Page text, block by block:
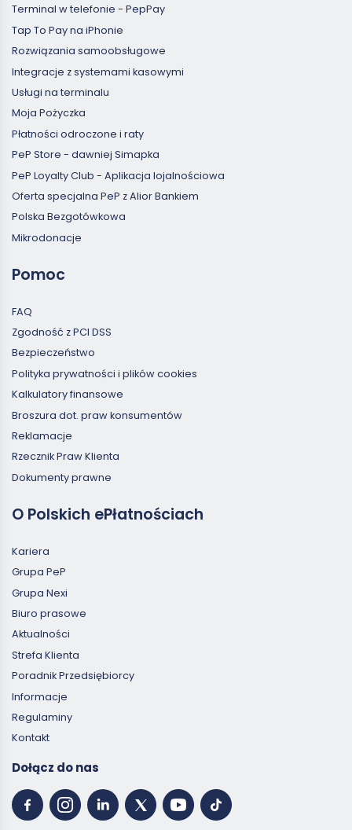
Terminal w telefonie - PepPay
Tap To Pay na iPhonie
Rozwiązania samoobsługowe
Integracje z systemami kasowymi
Usługi na terminalu
Moja Pożyczka
Płatności odroczone i raty
PeP Store - dawniej Simapka
PeP Loyalty Club - Aplikacja lojalnościowa
Oferta specjalna PeP z Alior Bankiem
Polska Bezgotówkowa
Mikrodonacje
Pomoc
FAQ
Zgodność z PCI DSS
Bezpieczeństwo
Polityka prywatności i plików cookies
Kalkulatory finansowe
Broszura dot. praw konsumentów
Reklamacje
Rzecznik Praw Klienta
Dokumenty prawne
O Polskich ePłatnościach
Kariera
Grupa PeP
Grupa Nexi
Biuro prasowe
Aktualności
Strefa Klienta
Poradnik Przedsiębiorcy
Informacje
Regulaminy
Kontakt
Dołącz do nas